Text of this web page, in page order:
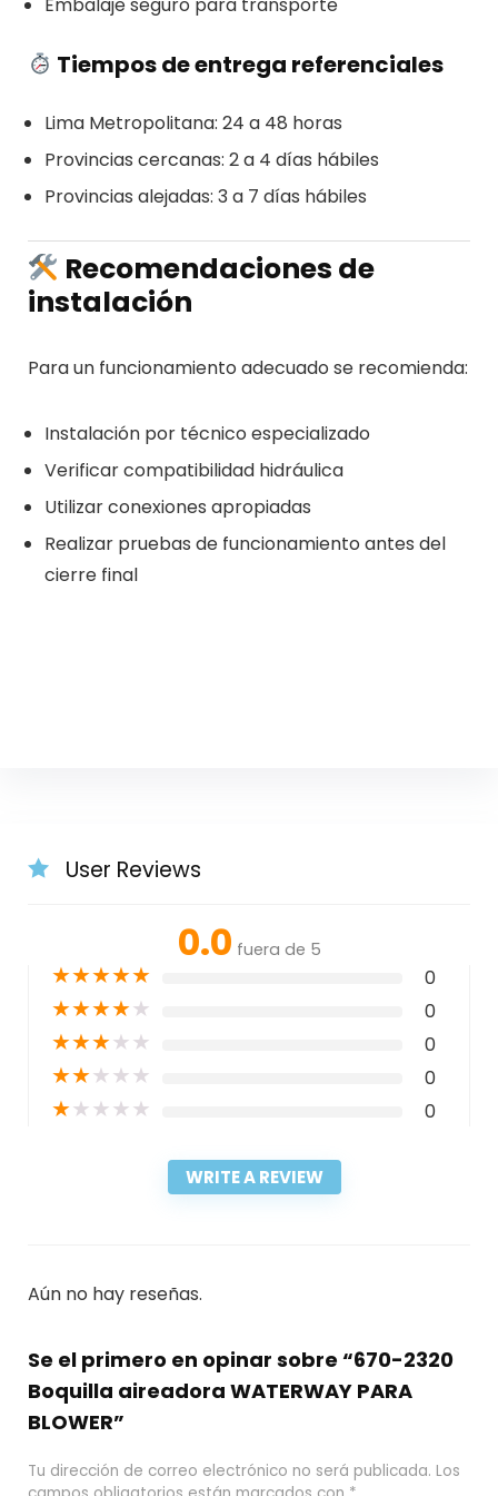
Tiempos de entrega referenciales
Lima Metropolitana: 24 a 48 horas
Provincias cercanas: 2 a 4 días hábiles
Provincias alejadas: 3 a 7 días hábiles
Recomendaciones de
instalación
Para un funcionamiento adecuado se recomienda:
Instalación por técnico especializado
Verificar compatibilidad hidráulica
Utilizar conexiones apropiadas
Realizar pruebas de funcionamiento antes del
cierre final
User Reviews
0.0 fuera de 5
★★★★★ 0
★★★★★ 0
★★★★★ 0
★★★★★ 0
★★★★★ 0
WRITE A REVIEW
Aún no hay reseñas.
Se el primero en opinar sobre “670-2320
Boquilla aireadora WATERWAY PARA
BLOWER”
Tu dirección de correo electrónico no será publicada. Los